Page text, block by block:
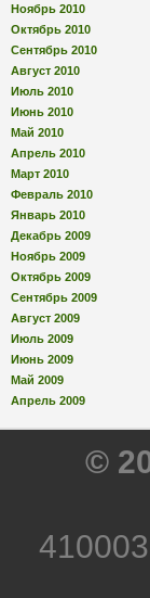
Ноябрь 2010
Октябрь 2010
Сентябрь 2010
Август 2010
Июль 2010
Июнь 2010
Май 2010
Апрель 2010
Март 2010
Февраль 2010
Январь 2010
Декабрь 2009
Ноябрь 2009
Октябрь 2009
Сентябрь 2009
Август 2009
Июль 2009
Июнь 2009
Май 2009
Апрель 2009
©